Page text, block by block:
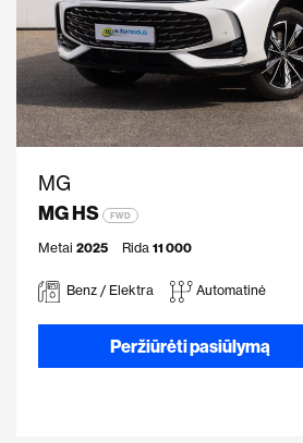
MG
MG HS
FWD
Metai 2025 Rida 11 000
Benz / Elektra Automatinė
Peržiūrėti pasiūlymą